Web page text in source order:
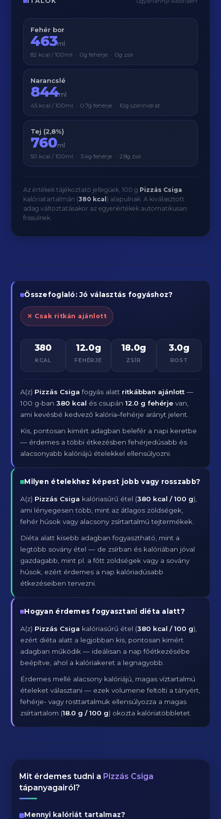
Fehér bor
463ml
82 kcal / 100ml · 0g fehérje · 0g zsír
Narancslé
844ml
45 kcal / 100ml · 0.7g fehérje · 10g szénhidrát
Tej (2,8%)
760ml
50 kcal / 100ml · 3.4g fehérje · 2.8g zsír
Az értékek tájékoztató jellegűek, 100 g Pizzás Csiga
kalóriatartalmán (380 kcal ) alapulnak. A kiválasztott
adag változtatásakor az egyenértékek automatikusan
frissülnek.
Összefoglaló: Jó választás fogyáshoz?
✕ Csak ritkán ajánlott
380
KCAL
12.0g
FEHÉRJE
18.0g
ZSÍR
3.0g
ROST
A(z) Pizzás Csiga fogyás alatt ritkábban ajánlott —
100 g-ban380 kcal és csupán12.0 g fehérje van,
ami kevésbé kedvező kalória–fehérje arányt jelent.
Kis, pontosan kimért adagban belefér a napi keretbe
— érdemes a többi étkezésben fehérjedúsabb és
alacsonyabb kalóriájú ételekkel ellensúlyozni.
Milyen ételekhez képest jobb vagy rosszabb?
A(z) Pizzás Csiga kalóriasűrű étel (380 kcal / 100 g),
ami lényegesen több, mint az átlagos zöldségek,
fehér húsok vagy alacsony zsírtartalmú tejtermékek.
Diéta alatt kisebb adagban fogyasztható, mint a
legtöbb sovány étel — de zsírban és kalóriában jóval
gazdagabb, mint pl. a főtt zöldségek vagy a sovány
húsok, ezért érdemes a nap kalóriadúsabb
étkezéseiben tervezni.
Hogyan érdemes fogyasztani diéta alatt?
A(z) Pizzás Csiga kalóriasűrű étel (380 kcal / 100 g),
ezért diéta alatt a legjobban kis, pontosan kimért
adagban működik — ideálisan a nap főétkezésébe
beépítve, ahol a kalóriakeret a legnagyobb.
Érdemes mellé alacsony kalóriájú, magas víztartalmú
ételeket választani — ezek volumene feltölti a tányért,
fehérje- vagy rosttartalmuk ellensúlyozza a magas
zsírtartalom (18.0 g / 100 g) okozta kalóriatöbbletet.
Mit érdemes tudni a Pizzás Csiga
tápanyagairól?
Mennyi kalóriát tartalmaz?